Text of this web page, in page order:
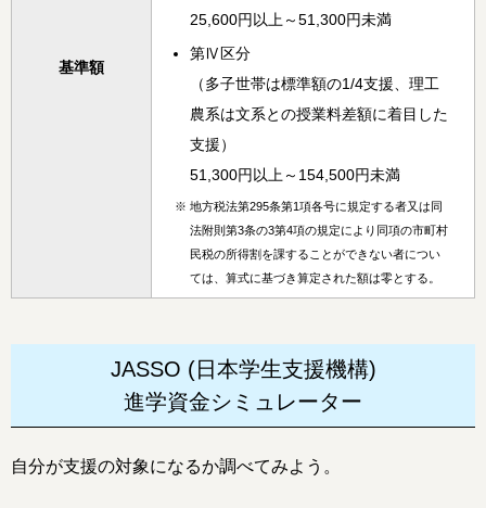
基準額
25,600円以上～51,300円未満
第Ⅳ区分
（多子世帯は標準額の1/4支援、理工
農系は文系との授業料差額に着目した
支援）
51,300円以上～154,500円未満
※ 地方税法第295条第1項各号に規定する者又は同
法附則第3条の3第4項の規定により同項の市町村
民税の所得割を課することができない者につい
ては、算式に基づき算定された額は零とする。
JASSO (日本学生支援機構)
進学資金シミュレーター
自分が支援の対象になるか調べてみよう。